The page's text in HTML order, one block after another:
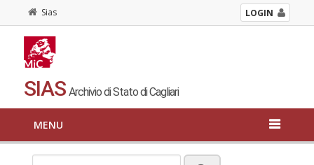
Sias LOGIN
SIAS Archivio di Stato di Cagliari
MENU